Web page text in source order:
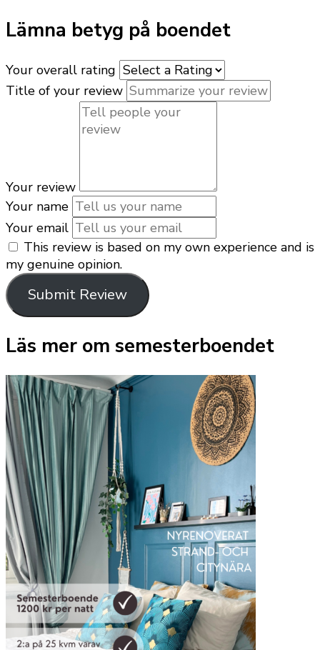
Lämna betyg på boendet
Your overall rating
Title of your review
Your review
Your name
Your email
This review is based on my own experience and is
my genuine opinion.
Submit Review
Läs mer om semesterboendet